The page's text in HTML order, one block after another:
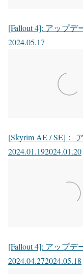
[Fallout 4]: アップデ
2024.05.17
[Skyrim AE / SE]：
2024.01.192024.01.20
[Fallout 4]: アップデ
2024.04.272024.05.18